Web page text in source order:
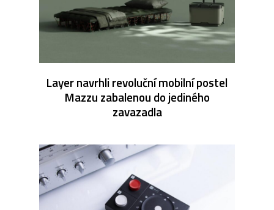
Layer navrhli revoluční mobilní postel
Mazzu zabalenou do jediného
zavazadla